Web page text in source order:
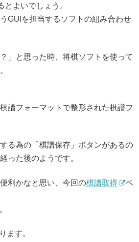
とよいでしょう。
GUIを担当するソフトの組み合わせ
」と思った時、将棋ソフトを使って
譜フォーマットで整形された棋譜フ
る為の「棋譜保存」ボタンがあるの
った後のようです。
利かなと思い、今回の棋譜取得
ペ
ます。